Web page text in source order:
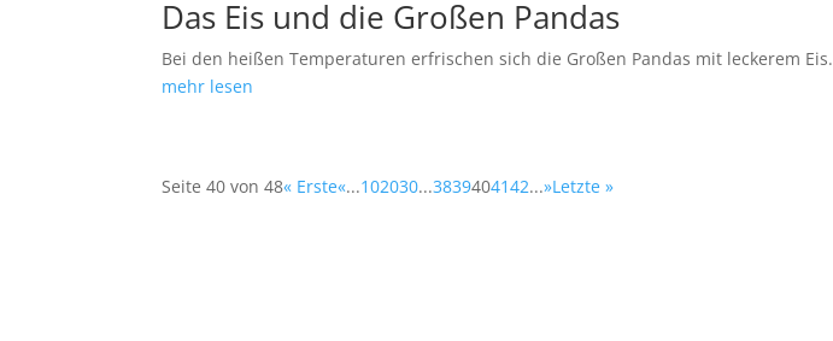
Das Eis und die Großen Pandas
Bei den heißen Temperaturen erfrischen sich die Großen Pandas mit leckerem Eis.
mehr lesen
Seite 40 von 48« Erste«...102030...3839404142...»Letzte »